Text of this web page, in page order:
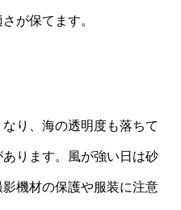
が保てます。
り、海の透明度も落ちて
ります。風が強い日は砂
機材の保護や服装に注意